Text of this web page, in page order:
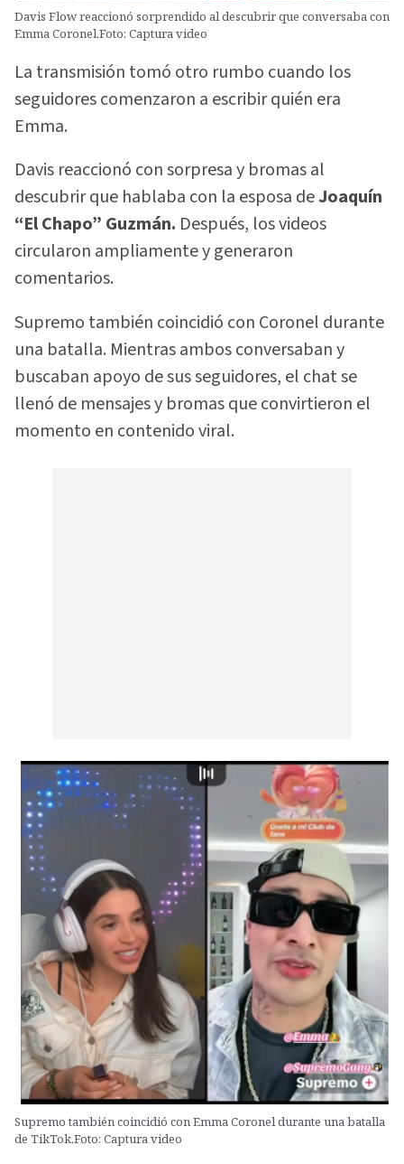
Davis Flow reaccionó sorprendido al descubrir que conversaba con
Emma Coronel.Foto: Captura video
La transmisión tomó otro rumbo cuando los
seguidores comenzaron a escribir quién era
Emma.
Davis reaccionó con sorpresa y bromas al
descubrir que hablaba con la esposa deJoaquín
“El Chapo” Guzmán. Después, los videos
circularon ampliamente y generaron
comentarios.
Supremo también coincidió con Coronel durante
una batalla. Mientras ambos conversaban y
buscaban apoyo de sus seguidores, el chat se
llenó de mensajes y bromas que convirtieron el
momento en contenido viral.
Supremo también coincidió con Emma Coronel durante una batalla
de TikTok.Foto: Captura video